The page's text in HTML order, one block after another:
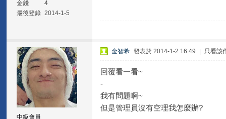
金錢
4
最後登錄 2014-1-5
中級會員
金智希 發表於 2014-1-2 16:49 只看該
回覆看一看~
-
我有問題啊~
但是管理員沒有空理我怎麼辦?